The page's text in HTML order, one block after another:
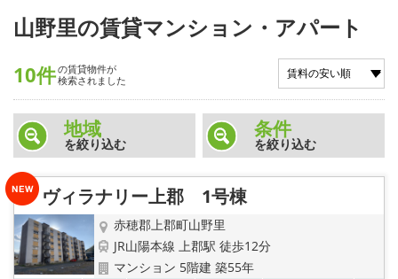
カップル向けの部屋を探す
敷金礼金0円の部屋を探す
都市ガス&オール電化の部屋を探す
ネット無料の部屋を探す
☆新築物件☆
山野里の賃貸マンション・アパート
10件の賃貸物件が
検索されました
地域
を絞り込む
条件
を絞り込む
ヴィラナリー上郡 1号棟
赤穂郡上郡町山野里
JR山陽本線 上郡駅 徒歩12分
マンション 5階建 築55年